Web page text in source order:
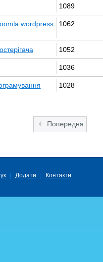
1089
wordpress
1062
1052
1036
1028
Попередня
Додати Контакти